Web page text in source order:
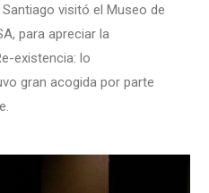
visitó el Museo de
para apreciar la
existencia: lo
gran acogida por parte